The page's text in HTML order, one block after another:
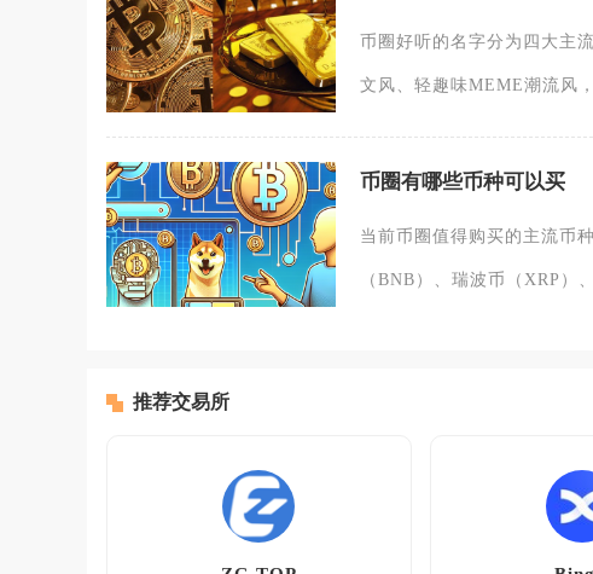
币圈好听的名字分为四大主
文风、轻趣味MEME潮流风
币圈有哪些币种可以买
当前币圈值得购买的主流币
（BNB）、瑞波币（XRP）
推荐交易所